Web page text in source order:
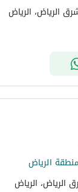
الرياض، الرياض
الرياض
الرياض، الرياض